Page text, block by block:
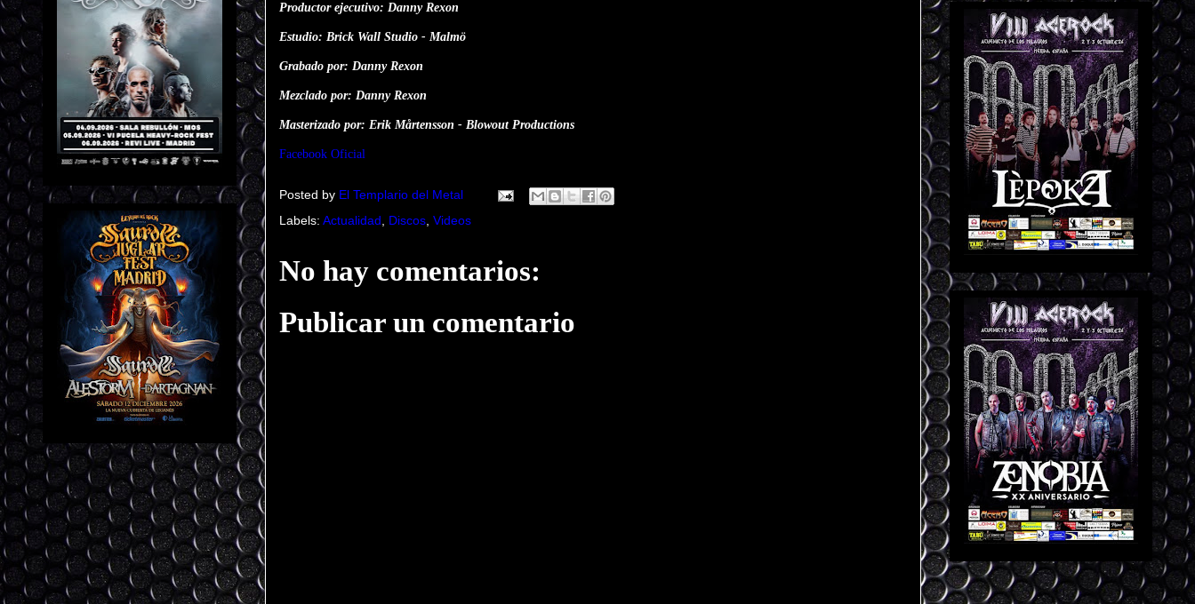
Productor ejecutivo: Danny Rexon
Estudio: Brick Wall Studio - Malmö
Grabado por: Danny Rexon
Mezclado por: Danny Rexon
Masterizado por: Erik Mårtensson - Blowout Productions
Facebook Oficial
Posted by El Templario del Metal
Labels: Actualidad Discos Videos
No hay comentarios:
Publicar un comentario